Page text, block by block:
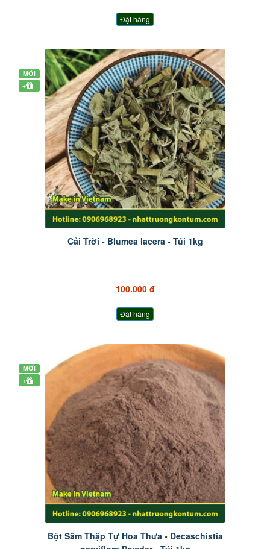
Đặt hàng
MỚI
+
Cải Trời - Blumea lacera - Túi 1kg
100.000 đ
Đặt hàng
MỚI
+
Bột Sâm Thập Tự Hoa Thưa - Decaschistia